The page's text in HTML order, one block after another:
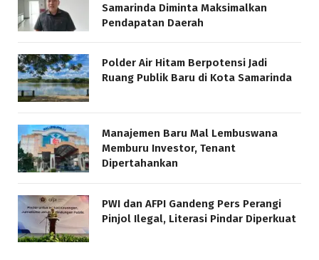
Samarinda Diminta Maksimalkan
Pendapatan Daerah
Polder Air Hitam Berpotensi Jadi
Ruang Publik Baru di Kota Samarinda
Manajemen Baru Mal Lembuswana
Memburu Investor, Tenant
Dipertahankan
PWI dan AFPI Gandeng Pers Perangi
Pinjol Ilegal, Literasi Pindar Diperkuat